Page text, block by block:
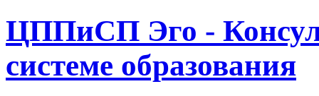
ЦППиСП Эго -
системе образования